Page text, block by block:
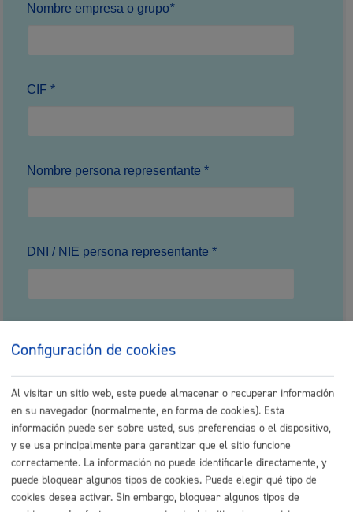
Nombre empresa o grupo*
CIF *
Nombre persona representante *
DNI / NIE persona representante *
Teléfono **
Anexa el documento que certifica su domiciliación
Configuración de cookies
Al visitar un sitio web, este puede almacenar o recuperar información
en su navegador (normalmente, en forma de cookies). Esta
información puede ser sobre usted, sus preferencias o el dispositivo,
y se usa principalmente para garantizar que el sitio funcione
correctamente. La información no puede identificarle directamente, y
puede bloquear algunos tipos de cookies. Puede elegir qué tipo de
cookies desea activar. Sin embargo, bloquear algunos tipos de